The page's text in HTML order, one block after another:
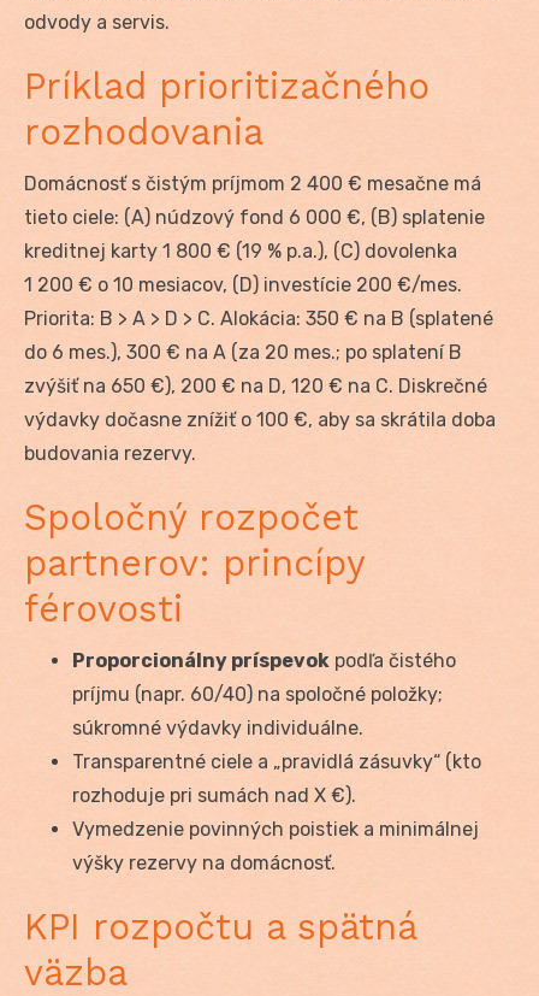
odvody a servis.
Príklad prioritizačného
rozhodovania
Domácnosť s čistým príjmom 2 400 € mesačne má
tieto ciele: (A) núdzový fond 6 000 €, (B) splatenie
kreditnej karty 1 800 € (19 % p.a.), (C) dovolenka
1 200 € o 10 mesiacov, (D) investície 200 €/mes.
Priorita: B > A > D > C. Alokácia: 350 € na B (splatené
do 6 mes.), 300 € na A (za 20 mes.; po splatení B
zvýšiť na 650 €), 200 € na D, 120 € na C. Diskrečné
výdavky dočasne znížiť o 100 €, aby sa skrátila doba
budovania rezervy.
Spoločný rozpočet
partnerov: princípy
férovosti
Proporcionálny príspevok podľa čistého
príjmu (napr. 60/40) na spoločné položky;
súkromné výdavky individuálne.
Transparentné ciele a „pravidlá zásuvky“ (kto
rozhoduje pri sumách nad X €).
Vymedzenie povinných poistiek a minimálnej
výšky rezervy na domácnosť.
KPI rozpočtu a spätná
väzba